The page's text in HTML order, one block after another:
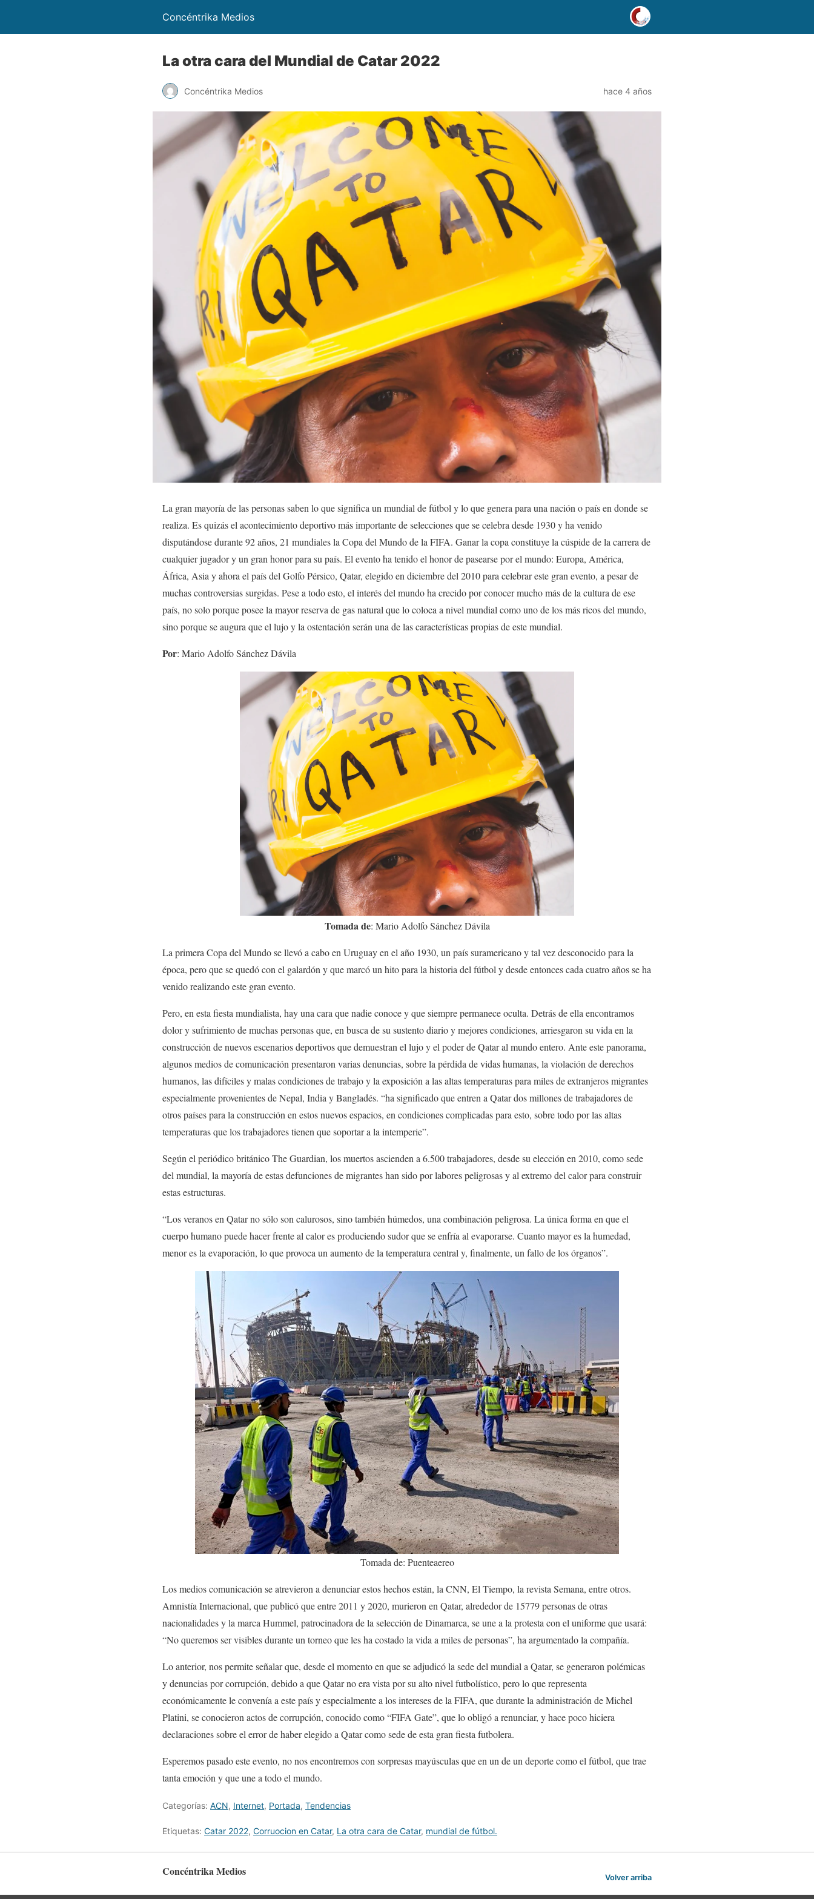
Concéntrika Medios
La otra cara del Mundial de Catar 2022
Concéntrika Medios hace 4 años
La gran mayoría de las personas saben lo que significa un mundial de fútbol y lo que genera para una nación o país en donde se
realiza. Es quizás el acontecimiento deportivo más importante de selecciones que se celebra desde 1930 y ha venido
disputándose durante 92 años, 21 mundiales la Copa del Mundo de la FIFA. Ganar la copa constituye la cúspide de la carrera de
cualquier jugador y un gran honor para su país. El evento ha tenido el honor de pasearse por el mundo: Europa, América,
África, Asia y ahora el país del Golfo Pérsico, Qatar, elegido en diciembre del 2010 para celebrar este gran evento, a pesar de
muchas controversias surgidas. Pese a todo esto, el interés del mundo ha crecido por conocer mucho más de la cultura de ese
país, no solo porque posee la mayor reserva de gas natural que lo coloca a nivel mundial como uno de los más ricos del mundo,
sino porque se augura que el lujo y la ostentación serán una de las características propias de este mundial.
Por: Mario Adolfo Sánchez Dávila
Tomada de: Mario Adolfo Sánchez Dávila
La primera Copa del Mundo se llevó a cabo en Uruguay en el año 1930, un país suramericano y tal vez desconocido para la
época, pero que se quedó con el galardón y que marcó un hito para la historia del fútbol y desde entonces cada cuatro años se ha
venido realizando este gran evento.
Pero, en esta fiesta mundialista, hay una cara que nadie conoce y que siempre permanece oculta. Detrás de ella encontramos
dolor y sufrimiento de muchas personas que, en busca de su sustento diario y mejores condiciones, arriesgaron su vida en la
construcción de nuevos escenarios deportivos que demuestran el lujo y el poder de Qatar al mundo entero. Ante este panorama,
algunos medios de comunicación presentaron varias denuncias, sobre la pérdida de vidas humanas, la violación de derechos
humanos, las difíciles y malas condiciones de trabajo y la exposición a las altas temperaturas para miles de extranjeros migrantes
especialmente provenientes de Nepal, India y Bangladés. “ha significado que entren a Qatar dos millones de trabajadores de
otros países para la construcción en estos nuevos espacios, en condiciones complicadas para esto, sobre todo por las altas
temperaturas que los trabajadores tienen que soportar a la intemperie”.
Según el periódico británico The Guardian, los muertos ascienden a 6.500 trabajadores, desde su elección en 2010, como sede
del mundial, la mayoría de estas defunciones de migrantes han sido por labores peligrosas y al extremo del calor para construir
estas estructuras.
“Los veranos en Qatar no sólo son calurosos, sino también húmedos, una combinación peligrosa. La única forma en que el
cuerpo humano puede hacer frente al calor es produciendo sudor que se enfría al evaporarse. Cuanto mayor es la humedad,
menor es la evaporación, lo que provoca un aumento de la temperatura central y, finalmente, un fallo de los órganos”.
Tomada de: Puenteaereo
Los medios comunicación se atrevieron a denunciar estos hechos están, la CNN, El Tiempo, la revista Semana, entre otros.
Amnistía Internacional, que publicó que entre 2011 y 2020, murieron en Qatar, alrededor de 15779 personas de otras
nacionalidades y la marca Hummel, patrocinadora de la selección de Dinamarca, se une a la protesta con el uniforme que usará:
“No queremos ser visibles durante un torneo que les ha costado la vida a miles de personas”, ha argumentado la compañía.
Lo anterior, nos permite señalar que, desde el momento en que se adjudicó la sede del mundial a Qatar, se generaron polémicas
y denuncias por corrupción, debido a que Qatar no era vista por su alto nivel futbolístico, pero lo que representa
económicamente le convenía a este país y especialmente a los intereses de la FIFA, que durante la administración de Michel
Platini, se conocieron actos de corrupción, conocido como “FIFA Gate”, que lo obligó a renunciar, y hace poco hiciera
declaraciones sobre el error de haber elegido a Qatar como sede de esta gran fiesta futbolera.
Esperemos pasado este evento, no nos encontremos con sorpresas mayúsculas que en un de un deporte como el fútbol, que trae
tanta emoción y que une a todo el mundo.
Categorías: ACN, Internet, Portada, Tendencias
Etiquetas: Catar 2022, Corruocion en Catar, La otra cara de Catar, mundial de fútbol.
Concéntrika Medios Volver arriba